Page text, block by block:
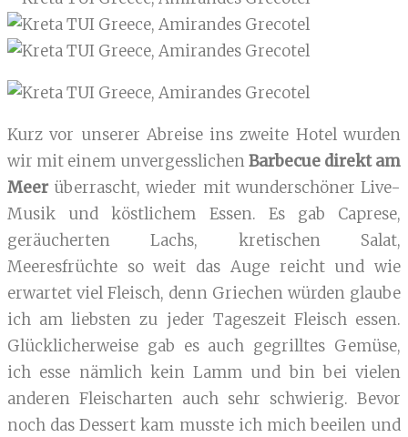
Kurz vor unserer Abreise ins zweite Hotel wurden
wir mit einem unvergesslichenBarbecue direkt am
Meerüberrascht, wieder mit wunderschöner Live-
Musik und köstlichem Essen. Es gab Caprese,
geräucherten Lachs, kretischen Salat,
Meeresfrüchte so weit das Auge reicht und wie
erwartet viel Fleisch, denn Griechen würden glaube
ich am liebsten zu jeder Tageszeit Fleisch essen.
Glücklicherweise gab es auch gegrilltes Gemüse,
ich esse nämlich kein Lamm und bin bei vielen
anderen Fleischarten auch sehr schwierig. Bevor
noch das Dessert kam musste ich mich beeilen und